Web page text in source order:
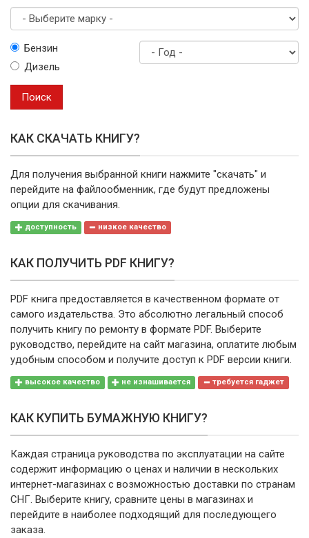
маркуБензин
Дизель
Поиск
КАК СКАЧАТЬ КНИГУ?
Для получения выбранной книги нажмите "скачать" и
перейдите на файлообменник, где будут предложены
опции для скачивания.
доступность низкое качество
КАК ПОЛУЧИТЬ PDF КНИГУ?
PDF книга предоставляется в качественном формате от
самого издательства. Это абсолютно легальный способ
получить книгу по ремонту в формате PDF. Выберите
руководство, перейдите на сайт магазина, оплатите любым
удобным способом и получите доступ к PDF версии книги.
высокое качество не изнашивается требуется гаджет
КАК КУПИТЬ БУМАЖНУЮ КНИГУ?
Каждая страница руководства по эксплуатации на сайте
содержит информацию о ценах и наличии в нескольких
интернет-магазинах с возможностью доставки по странам
СНГ. Выберите книгу, сравните цены в магазинах и
перейдите в наиболее подходящий для последующего
заказа.